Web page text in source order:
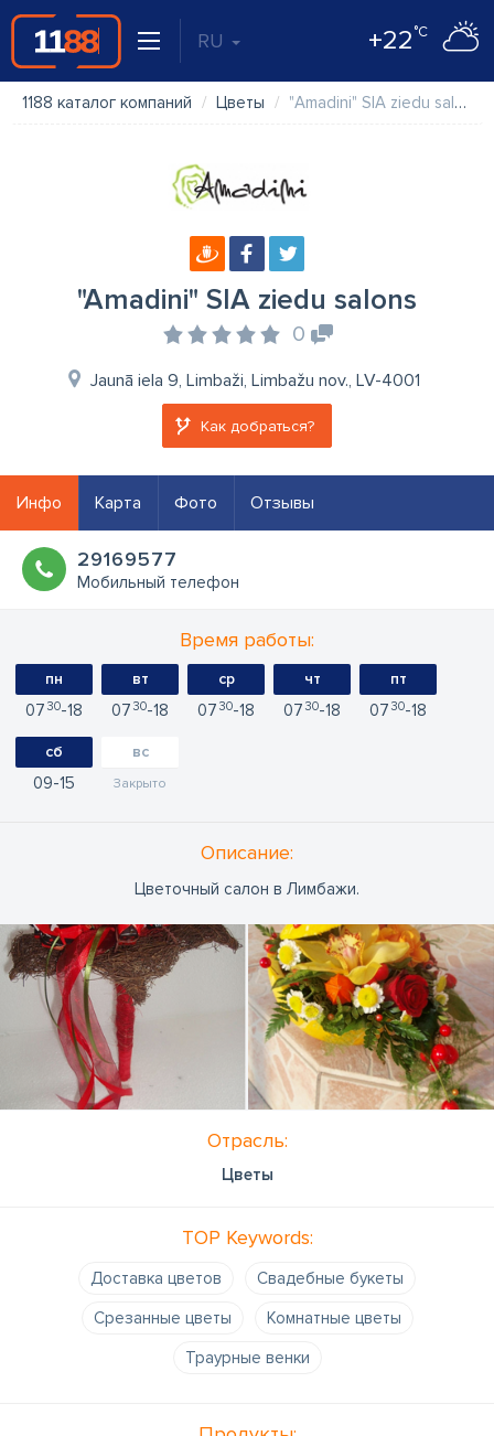
RU +22°C
1188 каталог компаний Цветы "Amadini" SIA ziedu salons
"Amadini" SIA ziedu salons
0
Jaunā iela 9, Limbaži, Limbažu nov., LV-4001
Как добраться?
Инфо Карта Фото Отзывы
29169577
Мобильный телефон
Время работы:
пн
07 30 18
вт
07 30 18
ср
07 30 18
чт
07 30 18
пт
07 30 18
сб
09 15
вс
Закрыто
Oписание:
Цветочный салон в Лимбажи.
Отрасль:
Цветы
TOP Keywords:
Доставка цветов
Свадебные букеты
Срезанные цветы
Комнатные цветы
Траурные венки